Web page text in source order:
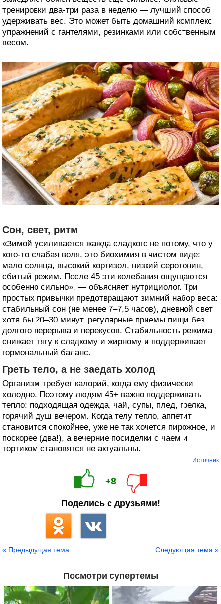
тренировки два-три раза в неделю — лучший способ
удерживать вес. Это может быть домашний комплекс
упражнений с гантелями, резинками или собственным
весом.
Сон, свет, ритм
«Зимой усиливается жажда сладкого не потому, что у
кого-то слабая воля, это биохимия в чистом виде:
мало солнца, высокий кортизол, низкий серотонин,
сбитый режим. После 45 эти колебания ощущаются
особенно сильно», — объясняет нутрициолог. Три
простых привычки предотвращают зимний набор веса:
стабильный сон (не менее 7–7,5 часов), дневной свет
хотя бы 20–30 минут, регулярные приемы пищи без
долгого перерыва и перекусов. Стабильность режима
снижает тягу к сладкому и жирному и поддерживает
гормональный баланс.
Греть тело, а не заедать холод
Организм требует калорий, когда ему физически
холодно. Поэтому людям 45+ важно поддерживать
тепло: подходящая одежда, чай, супы, плед, грелка,
горячий душ вечером. Когда телу тепло, аппетит
становится спокойнее, уже не так хочется пирожное, и
поскорее (два!), а вечерние посиделки с чаем и
тортиком становятся не актуальны.
Источник
+8
Поделись с друзьями!
« Предыдущая тема Следующая тема »
Посмотри супертемы